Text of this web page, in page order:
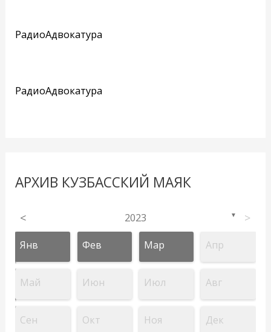
РадиоАдвокатура
РадиоАдвокатура
АРХИВ КУЗБАССКИЙ МАЯК
< 2023 ▼ >
Янв Фев Мар Апр
Май Июн Июл Авг
Сен Окт Ноя Дек